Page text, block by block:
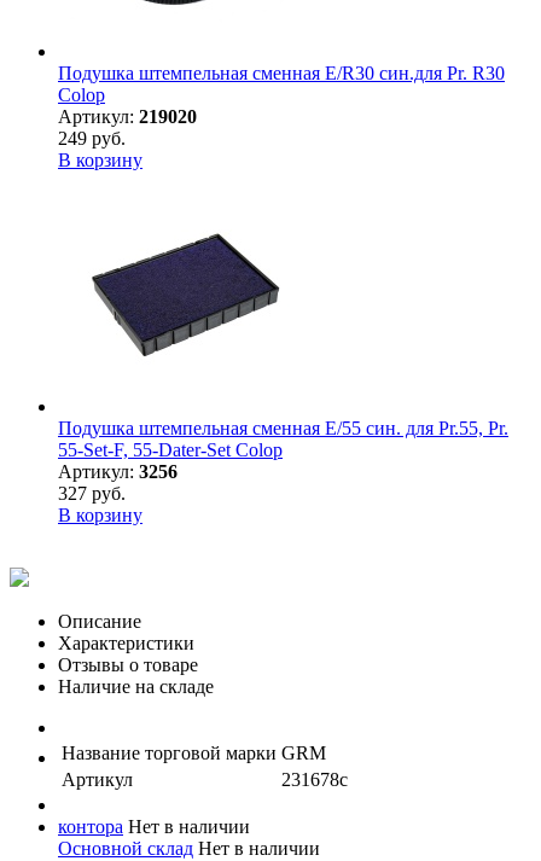
Подушка штемпельная сменная E/R30 син.для Pr. R30
Colop
Артикул: 219020
249 руб.
В корзину
Подушка штемпельная сменная E/55 син. для Pr.55, Pr.
55-Set-F, 55-Dater-Set Colop
Артикул: 3256
327 руб.
В корзину
Описание
Характеристики
Отзывы о товаре
Наличие на складе
Название торговой марки GRM
Артикул
231678с
контора Нет в наличии
Основной склад Нет в наличии